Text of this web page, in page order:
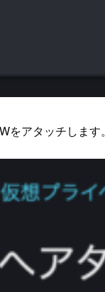
をアタッチします。